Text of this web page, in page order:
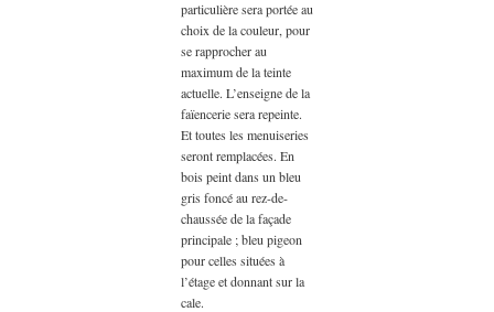
particulière sera portée au
choix de la couleur, pour
se rapprocher au
maximum de la teinte
actuelle. L’enseigne de la
faïencerie sera repeinte.
Et toutes les menuiseries
seront remplacées. En
bois peint dans un bleu
gris foncé au rez-de-
chaussée de la façade
principale ; bleu pigeon
pour celles situées à
l’étage et donnant sur la
cale.